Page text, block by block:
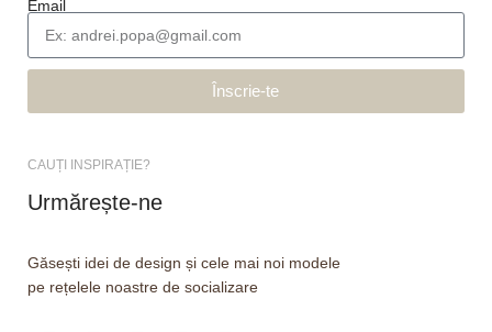
Email
Înscrie-te
CAUȚI INSPIRAȚIE?
Urmărește-ne
Găsești idei de design și cele mai noi modele
pe rețelele noastre de socializare